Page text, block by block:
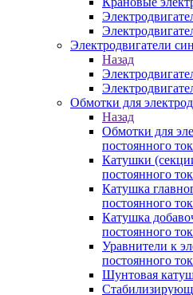
Электродвигатели
Назад
Обмотки для
Назад
Обмотки для
постоянного
Катушки
постоянного
Катушка
постоянного
Катушка
постоянного
Уравнители к
постоянного
Шунтовая